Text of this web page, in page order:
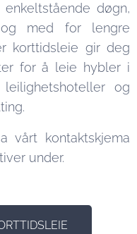
døgn,
med for lengre
korttidsleie gir deg
for å leie hybler i
og
vårt kontaktskjema
under.